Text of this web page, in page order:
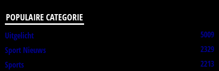
POPULAIRE CATEGORIE
Uitgelicht
5009
Sport Nieuws
2329
Sports
2213